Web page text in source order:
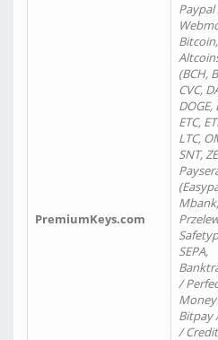
PremiumKeys.com
Paypal
Bitcoin,
(BCH,
CVC,
DOGE,
ETC,
LTC,
SNT,
Mbank,
SEPA,
/
Bitpay
/